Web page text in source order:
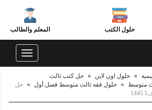
حلول الكتب المعلم والطالب
Toggle
» حلول اون لاين » حل كتب ثالث
متوسط » حلول فقه ثالث متوسط فصل أول » حل